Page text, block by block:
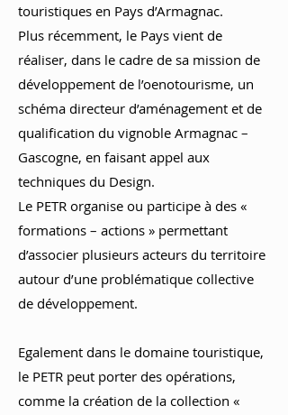
touristiques en Pays d’Armagnac.
Plus récemment, le Pays vient de
réaliser, dans le cadre de sa mission de
développement de l’oenotourisme, un
schéma directeur d’aménagement et de
qualification du vignoble Armagnac –
Gascogne, en faisant appel aux
techniques du Design.
Le PETR organise ou participe à des «
formations – actions » permettant
d’associer plusieurs acteurs du territoire
autour d’une problématique collective
de développement.
Egalement dans le domaine touristique,
le PETR peut porter des opérations,
comme la création de la collection «